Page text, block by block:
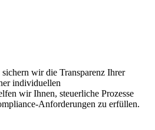
wir die Transparenz Ihrer
individuellen
wir Ihnen, steuerliche Prozesse
Anforderungen zu erfüllen.